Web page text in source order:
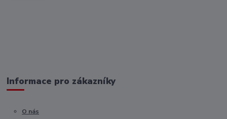
Informace pro zákazníky
O nás